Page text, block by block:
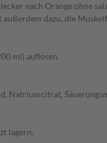
nach Orange ohne
dazu, die
ml) auflösen.
Natriumcitrat,
lagern.